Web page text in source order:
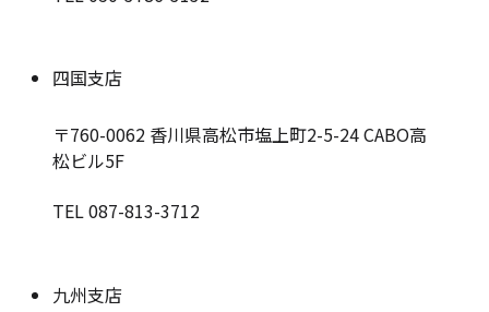
四国支店
〒760-0062 香川県高松市塩上町2-5-24 CABO高
松ビル5F
TEL 087-813-3712
九州支店